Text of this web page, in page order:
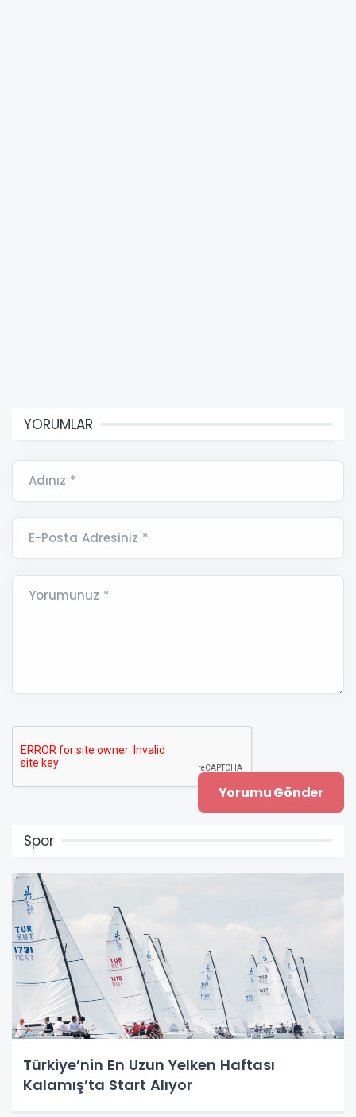
YORUMLAR
Adınız *
E-Posta Adresiniz *
Yorumunuz *
Spor
Türkiye’nin En Uzun Yelken Haftası
Kalamış’ta Start Alıyor